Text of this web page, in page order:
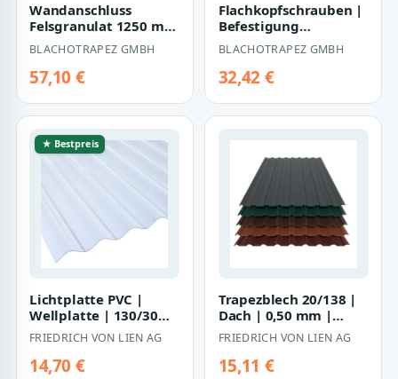
Wandanschluss
Felsgranulat 1250 mm
Länge für Storm
BLACHOTRAPEZ GMBH
57,10 €
Flachkopfschrauben |
Befestigung
Stehfalzbleche auf
Holzunterkonstrukt…
BLACHOTRAPEZ GMBH
32,42 €
★ Bestpreis
Lichtplatte PVC |
Wellplatte | 130/30
Profil 8 | 1,4 mm |
Breite 1000…
FRIEDRICH VON LIEN AG
14,70 €
Trapezblech 20/138 |
Dach | 0,50 mm |
Stahl | 60 µm
PURAMID
FRIEDRICH VON LIEN AG
15,11 €